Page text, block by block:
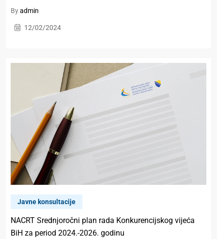
Byadmin
12/02/2024
Javne konsultacije
NACRT Srednjoročni plan rada Konkurencijskog vijeća
BiH za period 2024.-2026. godinu